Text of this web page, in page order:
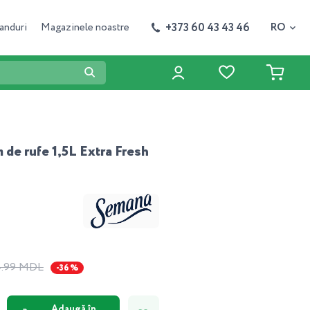
Magazinele noastre +373 60 43 43 46 RO
de rufe 1,5L Extra Fresh
MDL -36 %